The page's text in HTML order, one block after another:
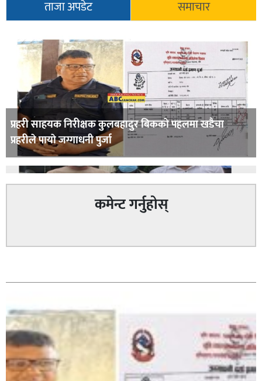
ताजा अपडेट समाचार
प्रहरी साहयक निरीक्षक कुलबहादुर बिककाे पहलमा खडैचा
प्रहरीले पायाे जग्गाधनी पुर्जा
कमेन्ट गर्नुहोस्